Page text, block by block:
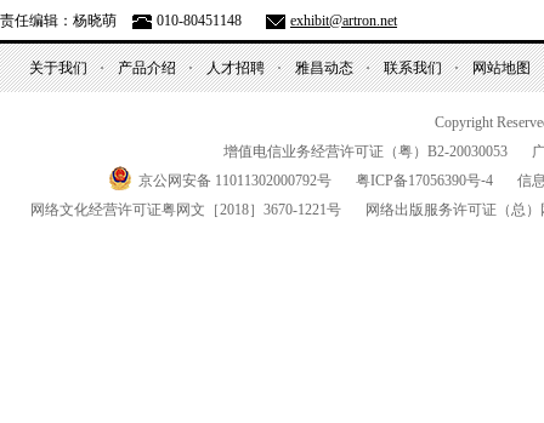
责任编辑：杨晓萌 010-80451148 exhibit@artron.net
关于我们 产品介绍 人才招聘 雅昌动态 联系我们 网站地图
Copyright
增值电信业务经营许可证（粤） B2-20030053
京公网安备 11011302000792号
粤ICP备17056390号-4
信
网络文化经营许可证粤网文 ［2018］3670-1221号 网络出版服务许可证 （总